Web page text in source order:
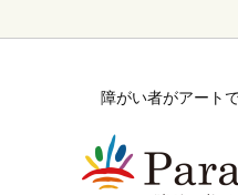
障がい者がアート